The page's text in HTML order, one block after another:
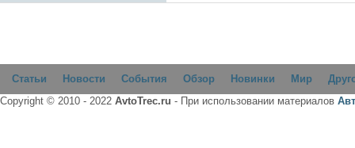
Статьи Новости События Обзор Новинки Мир
Copyright © 2010 - 2022 AvtoTrec.ru - При использовании материалов